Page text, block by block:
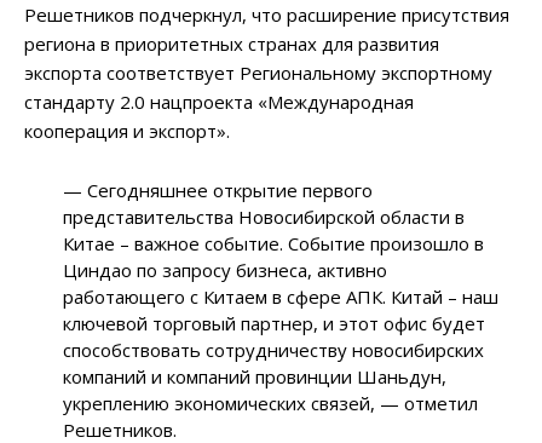
Решетников подчеркнул, что расширение присутствия
региона в приоритетных странах для развития
экспорта соответствует Региональному экспортному
стандарту 2.0 нацпроекта «Международная
кооперация и экспорт».
— Сегодняшнее открытие первого
представительства Новосибирской области в
Китае – важное событие. Событие произошло в
Циндао по запросу бизнеса, активно
работающего с Китаем в сфере АПК. Китай – наш
ключевой торговый партнер, и этот офис будет
способствовать сотрудничеству новосибирских
компаний и компаний провинции Шаньдун,
укреплению экономических связей, — отметил
Решетников.